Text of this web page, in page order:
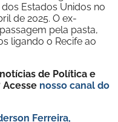
Estados Unidos no
de 2025. O ex-
pela pasta,
ligando o Recife ao
de Política e
Acesse nosso canal do
Ferreira,